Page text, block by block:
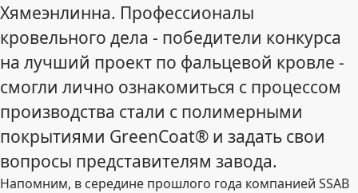
Хямеэнлинна. Профессионалы
кровельного дела - победители конкурса
на лучший проект по фальцевой кровле -
смогли лично ознакомиться с процессом
производства стали с полимерными
покрытиями GreenCoat® и задать свои
вопросы представителям завода.
Напомним, в середине прошлого года компанией SSAB